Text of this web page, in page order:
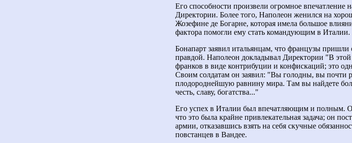
Его способности произвели огромное впечатление
Директории. Более того, Наполеон женился на
Жозефине де Богарне, которая имела большое
фактора помогли ему стать командующим в Италии.
Бонапарт заявил итальянцам, что французы
правдой. Наполеон докладывал Директории "В
франков в виде контрибуции и конфискаций; это
Своим солдатам он заявил: "Вы голодны, вы почти
плодороднейшую равнину мира. Там вы найдете
честь, славу, богатства..."
Его успех в Италии был впечатляющим и полным.
что это была крайне привлекательная задача; он
армии, отказавшись взять на себя скучные
повстанцев в Вандее.